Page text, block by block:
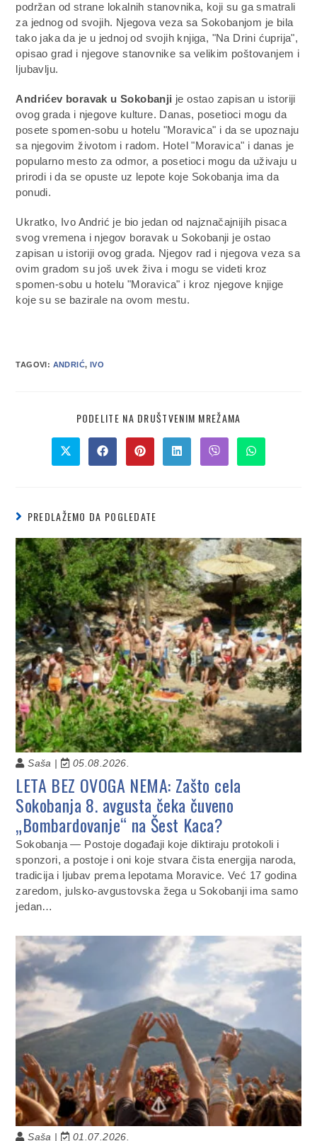
podržan od strane lokalnih stanovnika, koji su ga smatrali
za jednog od svojih. Njegova veza sa Sokobanjom je bila
tako jaka da je u jednoj od svojih knjiga, "Na Drini ćuprija",
opisao grad i njegove stanovnike sa velikim poštovanjem i
ljubavlju.
Andrićev boravak u Sokobanji je ostao zapisan u istoriji
ovog grada i njegove kulture. Danas, posetioci mogu da
posete spomen-sobu u hotelu "Moravica" i da se upoznaju
sa njegovim životom i radom. Hotel "Moravica" i danas je
popularno mesto za odmor, a posetioci mogu da uživaju u
prirodi i da se opuste uz lepote koje Sokobanja ima da
ponudi.
Ukratko, Ivo Andrić je bio jedan od najznačajnijih pisaca
svog vremena i njegov boravak u Sokobanji je ostao
zapisan u istoriji ovog grada. Njegov rad i njegova veza sa
ovim gradom su još uvek živa i mogu se videti kroz
spomen-sobu u hotelu "Moravica" i kroz njegove knjige
koje su se bazirale na ovom mestu.
TAGOVI: ANDRIĆ, IVO
PODELITE NA DRUŠTVENIM MREŽAMA
PREDLAŽEMO DA POGLEDATE
Saša | 05.08.2026.
LETA BEZ OVOGA NEMA: Zašto cela
Sokobanja 8. avgusta čeka čuveno
„Bombardovanje“ na Šest Kaca?
Sokobanja — Postoje događaji koje diktiraju protokoli i
sponzori, a postoje i oni koje stvara čista energija naroda,
tradicija i ljubav prema lepotama Moravice. Već 17 godina
zaredom, julsko-avgustovska žega u Sokobanji ima samo
jedan…
Saša | 01.07.2026.